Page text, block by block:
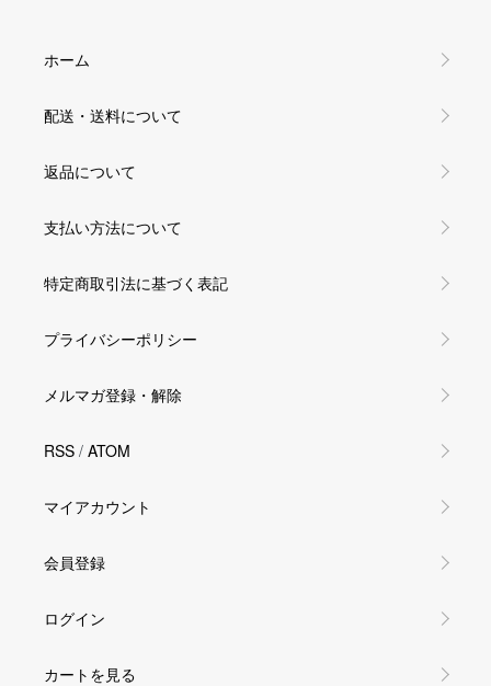
ホーム
配送・送料について
返品について
支払い方法について
特定商取引法に基づく表記
プライバシーポリシー
メルマガ登録・解除
RSS / ATOM
マイアカウント
会員登録
ログイン
カートを見る